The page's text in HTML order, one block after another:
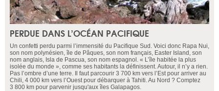
PERDUE DANS L’OCÉAN PACIFIQUE
Un confetti perdu parmi l’immensité du Pacifique Sud. Voici donc Rapa Nui,
son nom polynésien, île de Pâques, son nom français, Easter Island, son
nom anglais, Isla de Pascua, son nom espagnol. « L’île habitée la plus
isolée du monde », comme ses habitants la définissent. Autour, il n’y a rien.
Pas l’ombre d’une terre. Il faut parcourir 3 700 km vers l’Est pour arriver au
Chili, 4 000 km vers l’Ouest pour débarquer à Tahiti. Au Nord ? Comptez
3 800 km pour parvenir jusqu'aux îles Galapagos.